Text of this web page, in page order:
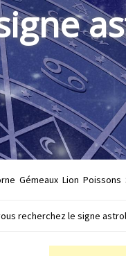
Gémeaux Lion Poissons
recherchez le signe